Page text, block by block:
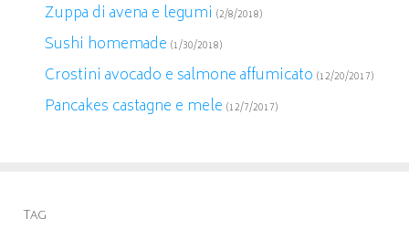
Zuppa di avena e legumi (2/8/2018)
Sushi homemade (1/30/2018)
Crostini avocado e salmone affumicato (12/20/2017)
Pancakes castagne e mele (12/7/2017)
Tag